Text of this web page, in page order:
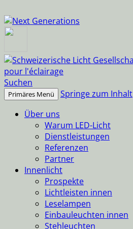
Suchen
Primäres Menü
Springe zum Inhalt
Über uns
Warum LED-Licht
Dienstleistungen
Referenzen
Partner
Innenlicht
Prospekte
Lichtleisten innen
Leselampen
Einbauleuchten innen
Stehleuchten